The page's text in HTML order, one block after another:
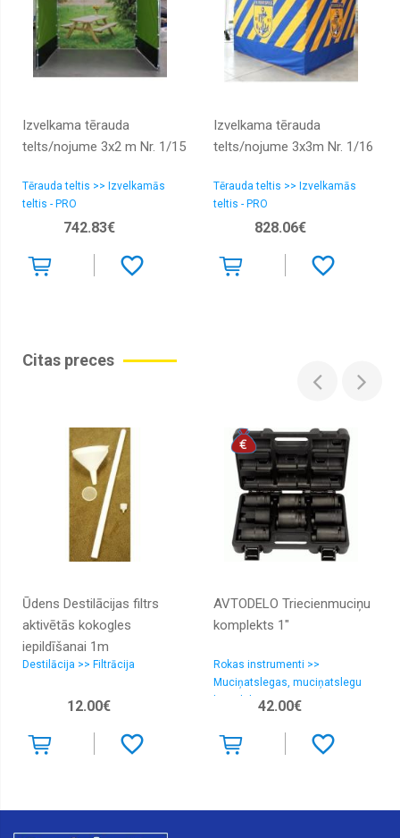
Izvelkama tērauda
telts/nojume 3x2 m Nr. 1/15
Tērauda teltis >> Izvelkamās
teltis - PRO
742.83€
Izvelkama tērauda
telts/nojume 3x3m Nr. 1/16
Tērauda teltis >> Izvelkamās
teltis - PRO
828.06€
Citas preces
Ūdens Destilācijas filtrs
aktivētās kokogles
iepildīšanai 1m
Destilācija >> Filtrācija
12.00€
AVTODELO Triecienmuciņu
komplekts 1"
Rokas instrumenti >>
Muciņatslegas, muciņatslegu
komplekti42.00€